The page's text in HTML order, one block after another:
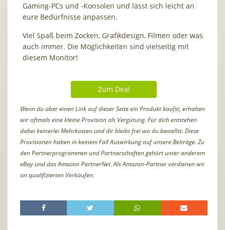
Gaming-PCs und -Konsolen und lässt sich leicht an
eure Bedürfnisse anpassen.
Viel Spaß beim Zocken, Grafikdesign, Filmen oder was
auch immer. Die Möglichkeiten sind vielseitig mit
diesem Monitor!
Zum Deal
Wenn du über einen Link auf dieser Seite ein Produkt kaufst, erhalten
wir oftmals eine kleine Provision als Vergütung. Für dich entstehen
dabei keinerlei Mehrkosten und dir bleibt frei wo du bestellst. Diese
Provisionen haben in keinem Fall Auswirkung auf unsere Beiträge. Zu
den Partnerprogrammen und Partnerschaften gehört unter anderem
eBay und das Amazon PartnerNet. Als Amazon-Partner verdienen wir
an qualifizierten Verkäufen.